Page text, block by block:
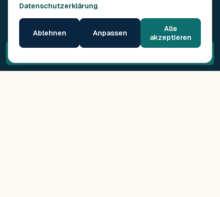
Datenschutzerklärung.
Ablehnen Anpassen
Alle
akzeptieren